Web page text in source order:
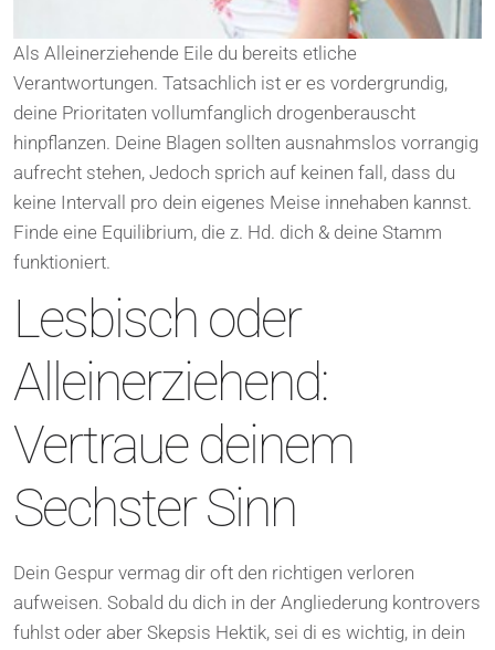
Als Alleinerziehende Eile du bereits etliche
Verantwortungen. Tatsachlich ist er es vordergrundig,
deine Prioritaten vollumfanglich drogenberauscht
hinpflanzen. Deine Blagen sollten ausnahmslos vorrangig
aufrecht stehen, Jedoch sprich auf keinen fall, dass du
keine Intervall pro dein eigenes Meise innehaben kannst.
Finde eine Equilibrium, die z. Hd. dich & deine Stamm
funktioniert.
Lesbisch oder
Alleinerziehend:
Vertraue deinem
Sechster Sinn
Dein Gespur vermag dir oft den richtigen verloren
aufweisen. Sobald du dich in der Angliederung kontrovers
fuhlst oder aber Skepsis Hektik, sei di es wichtig, in dein